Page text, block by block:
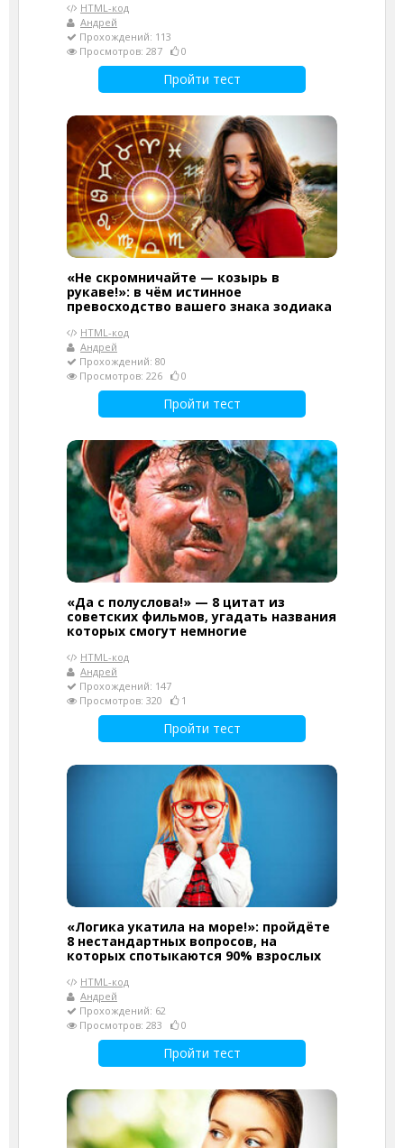
HTML-код
Андрей
Прохождений: 113
Просмотров: 287
0
Пройти тест
«Не скромничайте — козырь в
рукаве!»: в чём истинное
превосходство вашего знака зодиака
HTML-код
Андрей
Прохождений: 80
Просмотров: 226
0
Пройти тест
«Да с полуслова!» — 8 цитат из
советских фильмов, угадать названия
которых смогут немногие
HTML-код
Андрей
Прохождений: 147
Просмотров: 320
1
Пройти тест
«Логика укатила на море!»: пройдёте
8 нестандартных вопросов, на
которых спотыкаются 90% взрослых
HTML-код
Андрей
Прохождений: 62
Просмотров: 283
0
Пройти тест